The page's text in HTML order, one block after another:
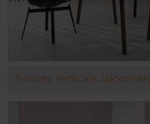
Sunway Verticale Jaloezieën